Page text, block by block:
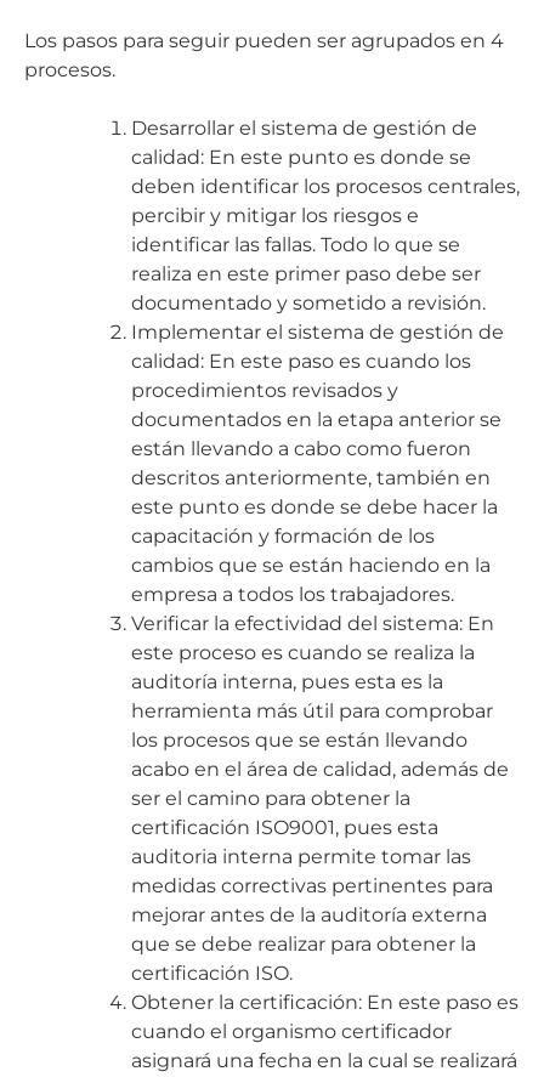
Los pasos para seguir pueden ser agrupados en 4
procesos.
Desarrollar el sistema de gestión de
calidad: En este punto es donde se
deben identificar los procesos centrales,
percibir y mitigar los riesgos e
identificar las fallas. Todo lo que se
realiza en este primer paso debe ser
documentado y sometido a revisión.
Implementar el sistema de gestión de
calidad: En este paso es cuando los
procedimientos revisados y
documentados en la etapa anterior se
están llevando a cabo como fueron
descritos anteriormente, también en
este punto es donde se debe hacer la
capacitación y formación de los
cambios que se están haciendo en la
empresa a todos los trabajadores.
Verificar la efectividad del sistema: En
este proceso es cuando se realiza la
auditoría interna, pues esta es la
herramienta más útil para comprobar
los procesos que se están llevando
acabo en el área de calidad, además de
ser el camino para obtener la
certificación ISO9001, pues esta
auditoria interna permite tomar las
medidas correctivas pertinentes para
mejorar antes de la auditoría externa
que se debe realizar para obtener la
certificación ISO.
Obtener la certificación: En este paso es
cuando el organismo certificador
asignará una fecha en la cual se realizará